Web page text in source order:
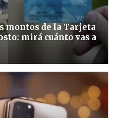
montos de la Tarjeta
mirá cuánto vas a